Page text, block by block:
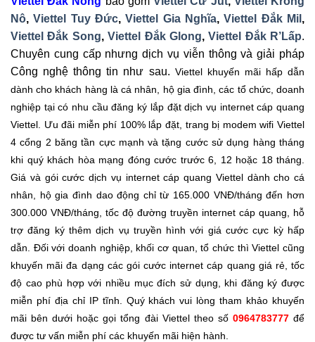
Nô,Viettel Tuy Đức,Viettel Gia Nghĩa,Viettel Đắk Mil ,
Viettel Đắk Song,Viettel Đắk Glong,Viettel Đắk R’Lấp.
Chuyên cung cấp nhưng dịch vụ viễn thông và giải pháp
Công nghệ thông tin như sau. Viettel khuyến mãi hấp dẫn
dành cho khách hàng là cá nhân, hộ gia đình, các tổ chức, doanh
nghiệp tại có nhu cầu đăng ký lắp đặt dịch vụ internet cáp quang
Viettel. Ưu đãi miễn phí 100% lắp đặt, trang bị modem wifi Viettel
4 cổng 2 băng tần cực mạnh và tặng cước sử dụng hàng tháng
khi quý khách hòa mạng đóng cước trước 6, 12 hoặc 18 tháng.
Giá và gói cước dịch vụ internet cáp quang Viettel dành cho cá
nhân, hộ gia đình dao động chỉ từ 165.000 VNĐ/tháng đến hơn
300.000 VNĐ/tháng, tốc độ đường truyền internet cáp quang, hỗ
trợ đăng ký thêm dịch vụ truyền hình với giá cước cực kỳ hấp
dẫn. Đối với doanh nghiệp, khối cơ quan, tổ chức thì Viettel cũng
khuyến mãi đa dạng các gói cước internet cáp quang giá rẻ, tốc
độ cao phù hợp với nhiều mục đích sử dụng, khi đăng ký được
miễn phí địa chỉ IP tĩnh. Quý khách vui lòng tham khảo khuyến
mãi bên dưới hoặc gọi tổng đài Viettel theo số 0964783777để
được tư vấn miễn phí các khuyến mãi hiện hành.